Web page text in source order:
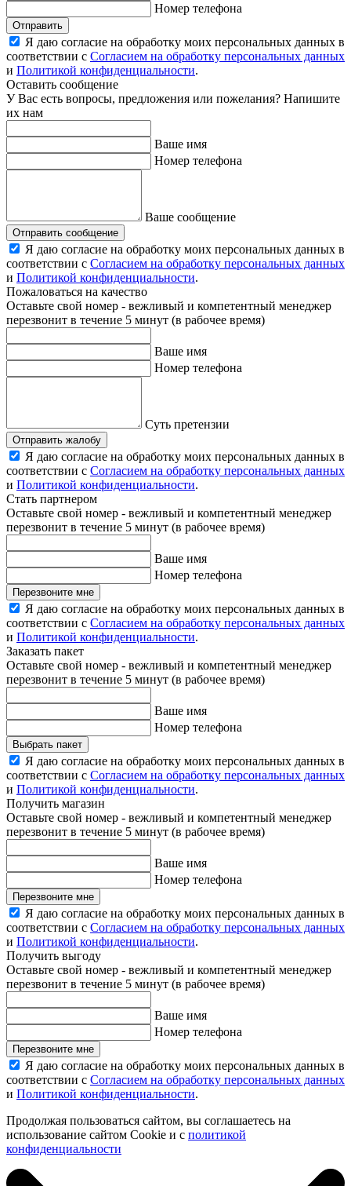
Номер телефона
Отправить
Я даю согласие на обработку моих персональных данных в
соответствии с Согласием на обработку персональных данных
и Политикой конфиденциальности.
Оставить сообщение
У Вас есть вопросы, предложения или пожелания? Напишите
их нам
Ваше имя
Номер телефона
Ваше сообщение
Отправить сообщение
Я даю согласие на обработку моих персональных данных в
соответствии с Согласием на обработку персональных данных
и Политикой конфиденциальности.
Пожаловаться на качество
Оставьте свой номер - вежливый и компетентный менеджер
перезвонит в течение 5 минут (в рабочее время)
Ваше имя
Номер телефона
Суть претензии
Отправить жалобу
Я даю согласие на обработку моих персональных данных в
соответствии с Согласием на обработку персональных данных
и Политикой конфиденциальности.
Стать партнером
Оставьте свой номер - вежливый и компетентный менеджер
перезвонит в течение 5 минут (в рабочее время)
Ваше имя
Номер телефона
Перезвоните мне
Я даю согласие на обработку моих персональных данных в
соответствии с Согласием на обработку персональных данных
и Политикой конфиденциальности.
Заказать пакет
Оставьте свой номер - вежливый и компетентный менеджер
перезвонит в течение 5 минут (в рабочее время)
Ваше имя
Номер телефона
Выбрать пакет
Я даю согласие на обработку моих персональных данных в
соответствии с Согласием на обработку персональных данных
и Политикой конфиденциальности.
Получить магазин
Оставьте свой номер - вежливый и компетентный менеджер
перезвонит в течение 5 минут (в рабочее время)
Ваше имя
Номер телефона
Перезвоните мне
Я даю согласие на обработку моих персональных данных в
соответствии с Согласием на обработку персональных данных
и Политикой конфиденциальности.
Получить выгоду
Оставьте свой номер - вежливый и компетентный менеджер
перезвонит в течение 5 минут (в рабочее время)
Ваше имя
Номер телефона
Перезвоните мне
Я даю согласие на обработку моих персональных данных в
соответствии с Согласием на обработку персональных данных
и Политикой конфиденциальности.
Продолжая пользоваться сайтом, вы соглашаетесь на
использование сайтом Cookie и с политикой
конфиденциальности